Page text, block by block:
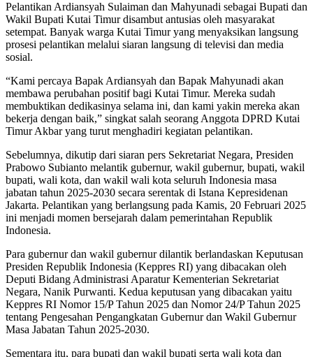
Pelantikan Ardiansyah Sulaiman dan Mahyunadi sebagai Bupati dan
Wakil Bupati Kutai Timur disambut antusias oleh masyarakat
setempat. Banyak warga Kutai Timur yang menyaksikan langsung
prosesi pelantikan melalui siaran langsung di televisi dan media
sosial.
“Kami percaya Bapak Ardiansyah dan Bapak Mahyunadi akan
membawa perubahan positif bagi Kutai Timur. Mereka sudah
membuktikan dedikasinya selama ini, dan kami yakin mereka akan
bekerja dengan baik,” singkat salah seorang Anggota DPRD Kutai
Timur Akbar yang turut menghadiri kegiatan pelantikan.
Sebelumnya, dikutip dari siaran pers Sekretariat Negara, Presiden
Prabowo Subianto melantik gubernur, wakil gubernur, bupati, wakil
bupati, wali kota, dan wakil wali kota seluruh Indonesia masa
jabatan tahun 2025-2030 secara serentak di Istana Kepresidenan
Jakarta. Pelantikan yang berlangsung pada Kamis, 20 Februari 2025
ini menjadi momen bersejarah dalam pemerintahan Republik
Indonesia.
Para gubernur dan wakil gubernur dilantik berlandaskan Keputusan
Presiden Republik Indonesia (Keppres RI) yang dibacakan oleh
Deputi Bidang Administrasi Aparatur Kementerian Sekretariat
Negara, Nanik Purwanti. Kedua keputusan yang dibacakan yaitu
Keppres RI Nomor 15/P Tahun 2025 dan Nomor 24/P Tahun 2025
tentang Pengesahan Pengangkatan Gubernur dan Wakil Gubernur
Masa Jabatan Tahun 2025-2030.
Sementara itu, para bupati dan wakil bupati serta wali kota dan